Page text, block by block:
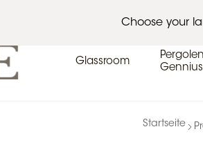
Choose your
Glassroom
Pergolen
Gennius
Startseite